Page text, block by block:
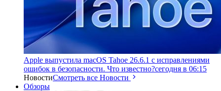
Apple выпустила macOS Tahoe 26.6.1 с исправлениями
ошибок в безопасности. Что известно?сегодня в 06:15
НовостиСмотреть все Новости
Обзоры